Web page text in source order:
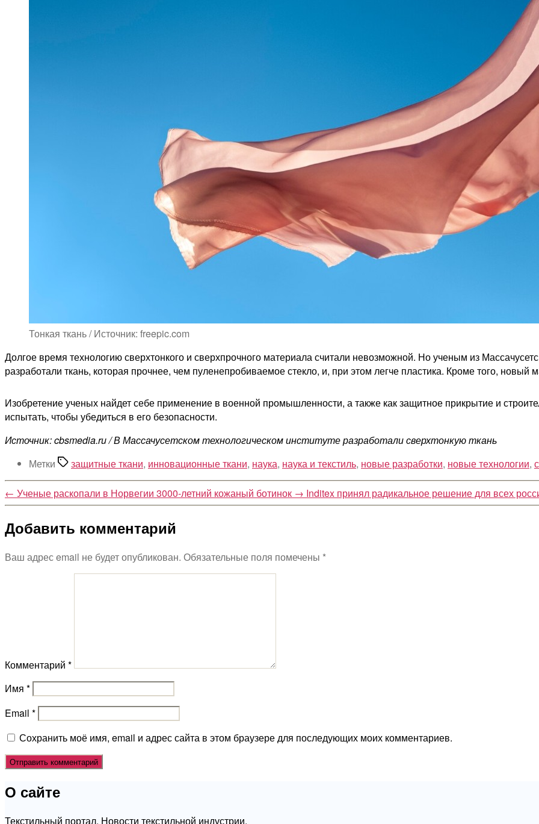
Тонкая ткань / Источник: freepic.com
Долгое время технологию сверхтонкого и сверхпрочного материала считали невозможной. Но ученым из
разработали ткань, которая прочнее, чем пуленепробиваемое стекло, и, при этом легче пластика. Кроме того,
Изобретение ученых найдет себе применение в военной промышленности, а также как защитное прикрытие и
испытать, чтобы убедиться в его безопасности.
Источник: cbsmedia.ru / В Массачусетском технологическом институте разработали сверхтонкую ткань
Метки
защитные ткани, инновационные ткани, наука, наука и текстиль, новые разработки, новые технологии,
← Ученые раскопали в Норвегии 3000-летний кожаный ботинок → Inditex принял радикальное решение для всех
Добавить комментарий
Ваш адрес email не будет опубликован. Обязательные поля помечены *
Комментарий *
Имя *
Email *
Сохранить моё имя, email и адрес сайта в этом браузере для последующих моих комментариев.
О сайте
Текстильный портал. Новости текстильной индустрии.